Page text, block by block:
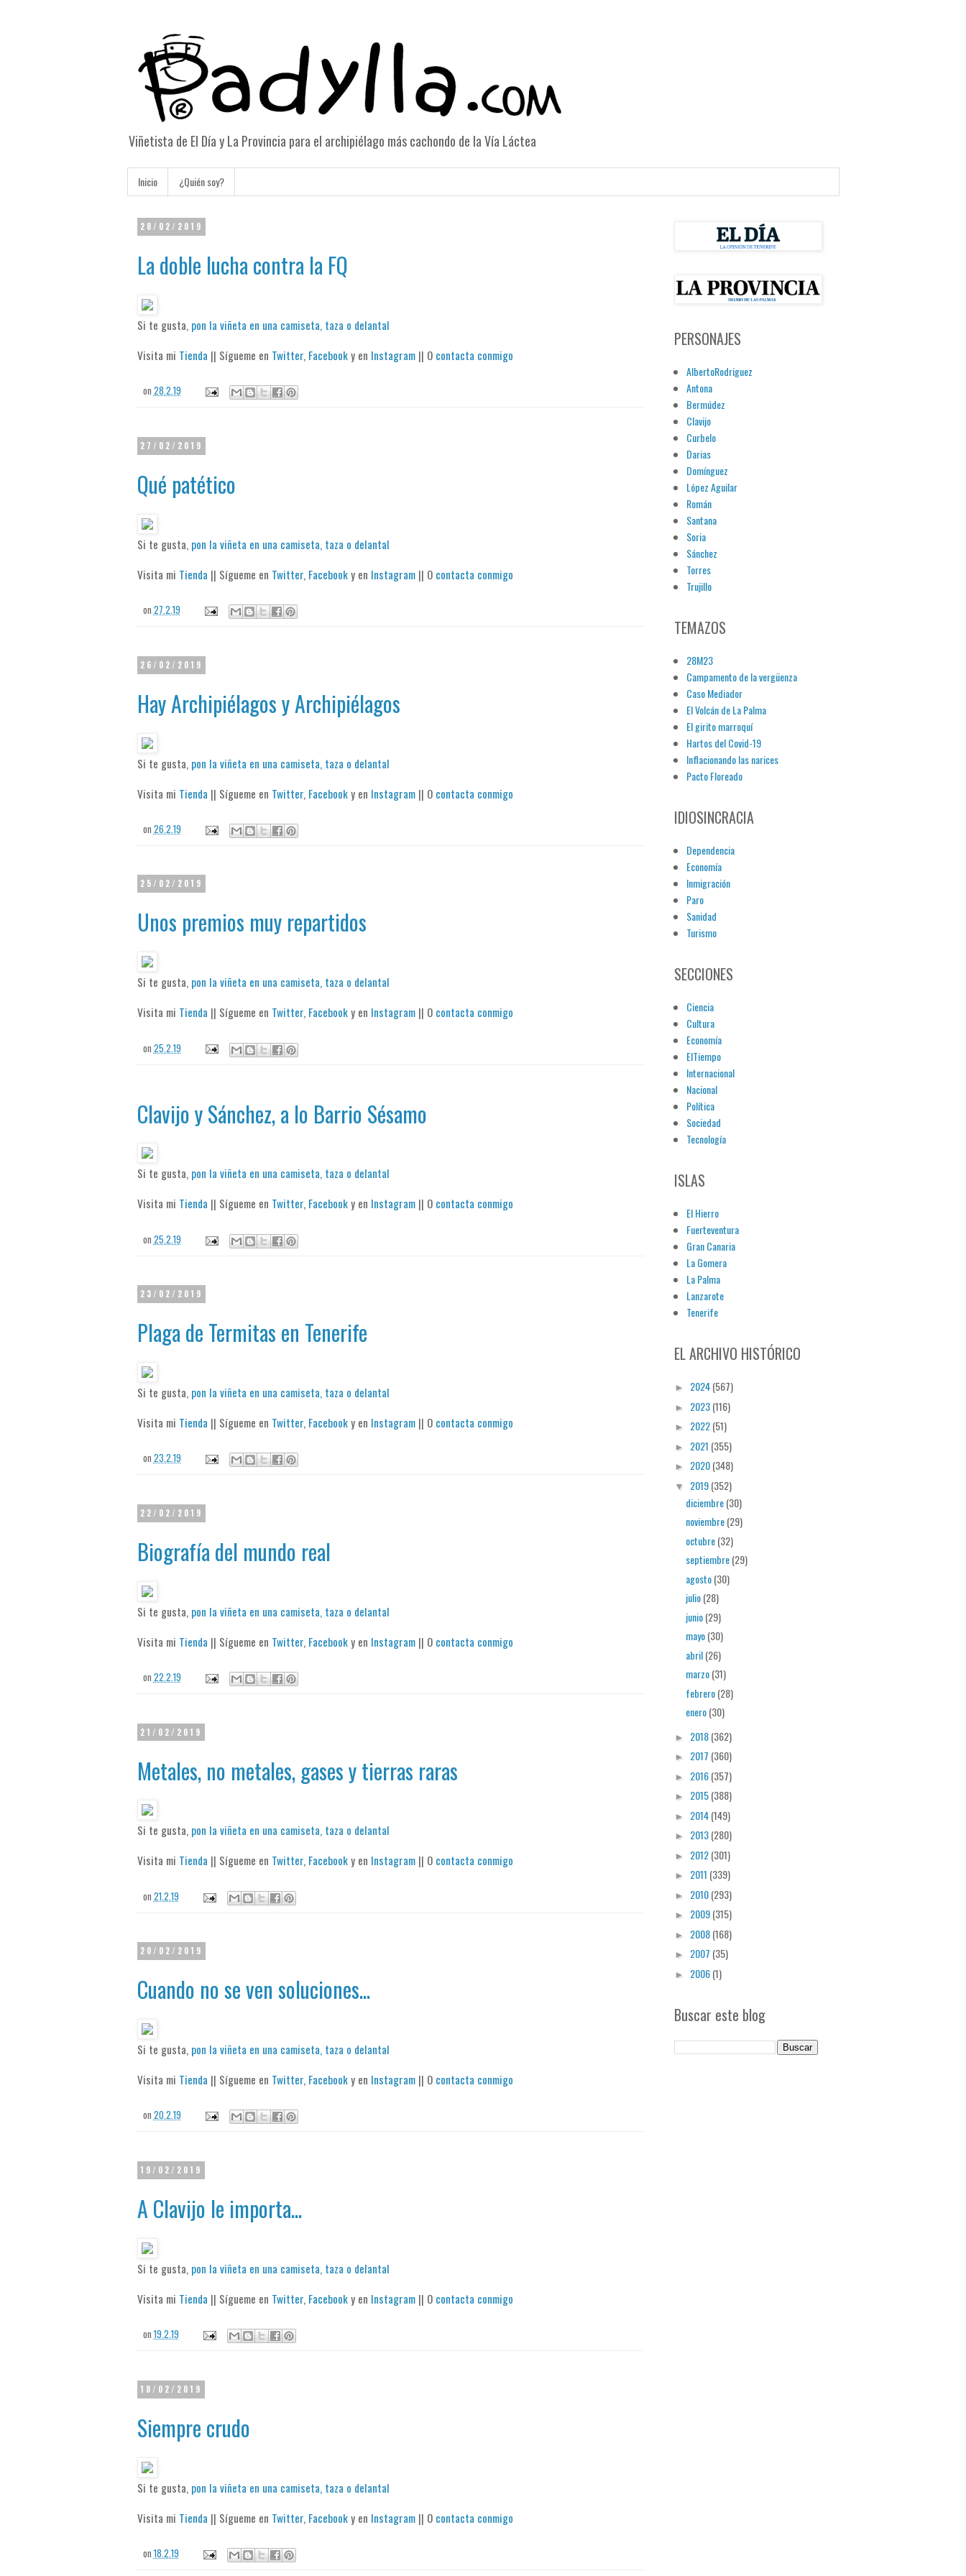
Viñetista de El Día y La Provincia para el archipiélago más cachondo de la Vía Láctea
Inicio ¿Quién soy?
28/02/2019
La doble lucha contra la FQ
Si te gusta, pon la viñeta en una camiseta, taza o delantal
Visita mi Tienda || Sígueme en Twitter, Facebooky en Instagram|| O contacta conmigo
on 28.2.19
27/02/2019
Qué patético
Si te gusta, pon la viñeta en una camiseta, taza o delantal
Visita mi Tienda || Sígueme en Twitter, Facebooky en Instagram|| O contacta conmigo
on 27.2.19
26/02/2019
Hay Archipiélagos y Archipiélagos
Si te gusta, pon la viñeta en una camiseta, taza o delantal
Visita mi Tienda || Sígueme en Twitter, Facebooky en Instagram|| O contacta conmigo
on 26.2.19
25/02/2019
Unos premios muy repartidos
Si te gusta, pon la viñeta en una camiseta, taza o delantal
Visita mi Tienda || Sígueme en Twitter, Facebooky en Instagram|| O contacta conmigo
on 25.2.19
Clavijo y Sánchez, a lo Barrio Sésamo
Si te gusta, pon la viñeta en una camiseta, taza o delantal
Visita mi Tienda || Sígueme en Twitter, Facebooky en Instagram|| O contacta conmigo
on 25.2.19
23/02/2019
Plaga de Termitas en Tenerife
Si te gusta, pon la viñeta en una camiseta, taza o delantal
Visita mi Tienda || Sígueme en Twitter, Facebooky en Instagram|| O contacta conmigo
on 23.2.19
22/02/2019
Biografía del mundo real
Si te gusta, pon la viñeta en una camiseta, taza o delantal
Visita mi Tienda || Sígueme en Twitter, Facebooky en Instagram|| O contacta conmigo
on 22.2.19
21/02/2019
Metales, no metales, gases y tierras raras
Si te gusta, pon la viñeta en una camiseta, taza o delantal
Visita mi Tienda || Sígueme en Twitter, Facebooky en Instagram|| O contacta conmigo
on 21.2.19
20/02/2019
Cuando no se ven soluciones...
Si te gusta, pon la viñeta en una camiseta, taza o delantal
Visita mi Tienda || Sígueme en Twitter, Facebooky en Instagram|| O contacta conmigo
on 20.2.19
19/02/2019
A Clavijo le importa...
Si te gusta, pon la viñeta en una camiseta, taza o delantal
Visita mi Tienda || Sígueme en Twitter, Facebooky en Instagram|| O contacta conmigo
on 19.2.19
18/02/2019
Siempre crudo
Si te gusta, pon la viñeta en una camiseta, taza o delantal
Visita mi Tienda || Sígueme en Twitter, Facebooky en Instagram|| O contacta conmigo
on 18.2.19
PERSONAJES
AlbertoRodriguez
Antona
Bermúdez
Clavijo
Curbelo
Darias
Domínguez
López Aguilar
Román
Santana
Soria
Sánchez
Torres
Trujillo
TEMAZOS
28M23
Campamento de la vergüenza
Caso Mediador
El Volcán de La Palma
El girito marroquí
Hartos del Covid-19
Inflacionando las narices
Pacto Floreado
IDIOSINCRACIA
Dependencia
Economía
Inmigración
Paro
Sanidad
Turismo
SECCIONES
Ciencia
Cultura
Economía
ElTiempo
Internacional
Nacional
Política
Sociedad
Tecnología
ISLAS
El Hierro
Fuerteventura
Gran Canaria
La Gomera
La Palma
Lanzarote
Tenerife
EL ARCHIVO HISTÓRICO
► 2024(567)
► 2023(116)
► 2022(51)
► 2021 (355)
► 2020(348)
▼ 2019(352)
diciembre(30)
noviembre(29)
octubre(32)
septiembre(29)
agosto(30)
julio(28)
junio(29)
mayo(30)
abril(26)
marzo(31)
febrero(28)
enero(30)
► 2018(362)
► 2017 (360)
► 2016(357)
► 2015(388)
► 2014(149)
► 2013(280)
► 2012(301)
► 2011 (339)
► 2010(293)
► 2009(315)
► 2008(168)
► 2007 (35)
► 2006(1)
Buscar este blog